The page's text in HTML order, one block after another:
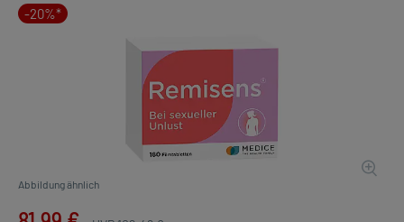
-20%*
Abbildung ähnlich